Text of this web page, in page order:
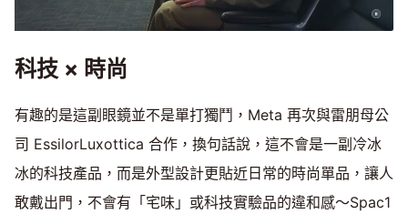
科技 × 時尚
有趣的是這副眼鏡並不是單打獨鬥，Meta 再次與雷朋母公
司 EssilorLuxottica 合作，換句話說，這不會是一副冷冰
冰的科技產品，而是外型設計更貼近日常的時尚單品，讓人
敢戴出門，不會有「宅味」或科技實驗品的違和感～Spac1